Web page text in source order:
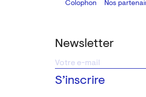
Newsletter
Colophon
Design:MarcelNos